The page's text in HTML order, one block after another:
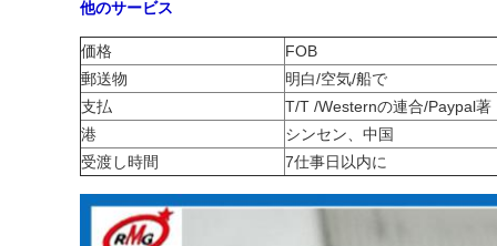
他のサービス
価格
FOB
郵送物
明白/空気/船で
支払
T/T /Westernの連合/Paypal著
港
シンセン、中国
受渡し時間
7仕事日以内に